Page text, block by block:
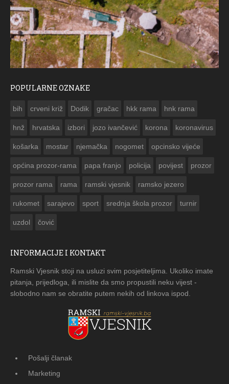
POPULARNE OZNAKE
bih crveni križ Dodik gračac hkk rama hnk rama
hnž hrvatska izbori jozo ivančević korona koronavirus
košarka mostar njemačka nogomet opcinsko vijeće
općina prozor-rama papa franjo policija povijest prozor
prozor rama rama ramski vjesnik ramsko jezero
rukomet sarajevo sport srednja škola prozor turnir
uzdol čović
INFORMACIJE I KONTAKT
Ramski Vjesnik stoji na usluzi svim posjetiteljima. Ukoliko imate
pitanja, prijedloga, ili mislite da smo propustili neku vijest -
slobodno nam se obratite putem nekih od linkova ispod.
Pošalji članak
Marketing